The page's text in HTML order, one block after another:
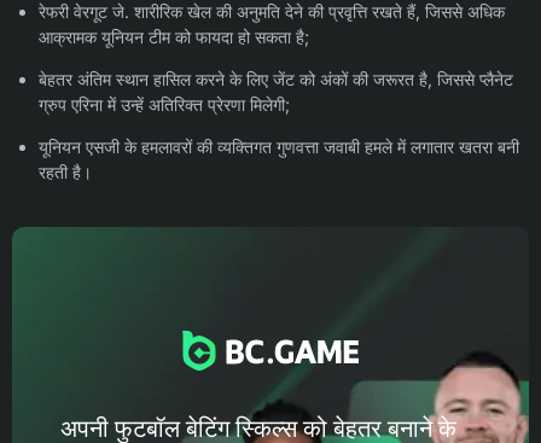
रेफरी वेरगूट जे. शारीरिक खेल की अनुमति देने की प्रवृत्ति रखते हैं, जिससे अधिक
आक्रामक यूनियन टीम को फायदा हो सकता है;
बेहतर अंतिम स्थान हासिल करने के लिए जेंट को अंकों की जरूरत है, जिससे प्लैनेट
ग्रुप एरिना में उन्हें अतिरिक्त प्रेरणा मिलेगी;
यूनियन एसजी के हमलावरों की व्यक्तिगत गुणवत्ता जवाबी हमले में लगातार खतरा बनी
रहती है।
अपनी फुटबॉल बेटिंग स्किल्स को बेहतर बनाने के